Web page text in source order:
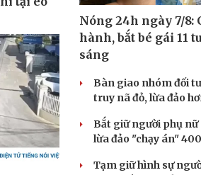
Nóng 24h ngày 7/8:
hành, bắt bé gái 11
sáng
Bàn giao nhóm đối
truy nã đỏ, lừa đảo
Bắt giữ người phụ
lừa đảo "chạy án"
Tạm giữ hình sự